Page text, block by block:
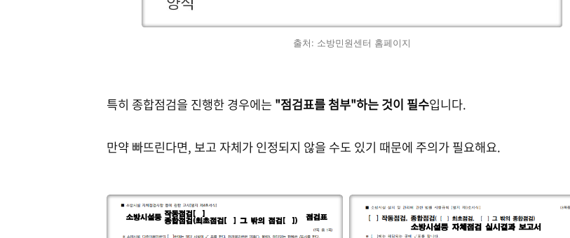
출처: 소방민원센터 홈페이지
특히 종합점검을 진행한 경우에는"점검표를 첨부"하는 것이 필수입니다.
만약 빠뜨린다면, 보고 자체가 인정되지 않을 수도 있기 때문에 주의가 필요해요.